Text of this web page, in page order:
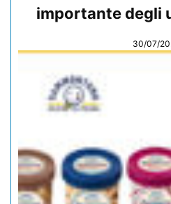
importante degli
30/07/